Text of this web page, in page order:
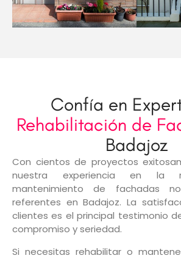
Confía en
Rehabilitación de
Badajoz
Con cientos de proyectos
nuestra experiencia en la
mantenimiento de fachadas
referentes en Badajoz. La
clientes es el principal testimonio
compromiso y seriedad.
Si necesitas rehabilitar o